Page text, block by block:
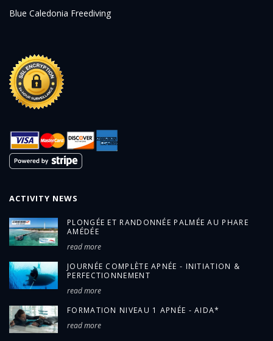
Blue Caledonia Freediving
ACTIVITY NEWS
PLONGÉE ET RANDONNÉE PALMÉE AU PHARE
AMÉDÉE
read more
JOURNÉE COMPLÈTE APNÉE - INITIATION &
PERFECTIONNEMENT
read more
FORMATION NIVEAU 1 APNÉE - AIDA*
read more